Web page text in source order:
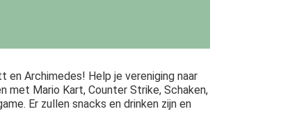
en Archimedes! Help je vereniging naar
met Mario Kart, Counter Strike, Schaken,
Er zullen snacks en drinken zijn en